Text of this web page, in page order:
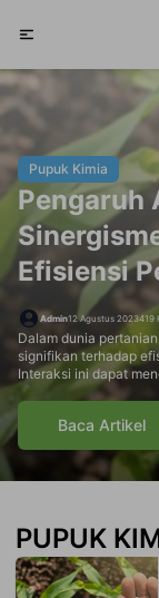
Pupuk Kimia
Pengaruh
Efisiensi
Admin12 Agustus 2023419
Dalam dunia
signifikan terhadap
Interaksi ini dapat
mempengaruhi
telah mengalami
yang bertujuan untuk
Salah satu aspek
antara unsur hara
sinergisme hara telah
memengaruhi hasil
Baca Artikel
PUPUK